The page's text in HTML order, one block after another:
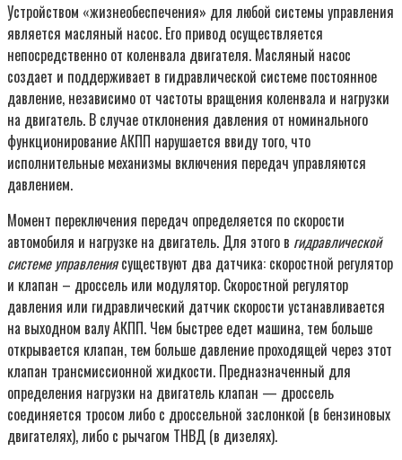
Устройством «жизнеобеспечения» для любой системы управления
является масляный насос. Его привод осуществляется
непосредственно от коленвала двигателя. Масляный насос
создает и поддерживает в гидравлической системе постоянное
давление, независимо от частоты вращения коленвала и нагрузки
на двигатель. В случае отклонения давления от номинального
функционирование АКПП нарушается ввиду того, что
исполнительные механизмы включения передач управляются
давлением.
Момент переключения передач определяется по скорости
автомобиля и нагрузке на двигатель. Для этого в гидравлической
системе управлениясуществуют два датчика: скоростной регулятор
и клапан – дроссель или модулятор. Скоростной регулятор
давления или гидравлический датчик скорости устанавливается
на выходном валу АКПП. Чем быстрее едет машина, тем больше
открывается клапан, тем больше давление проходящей через этот
клапан трансмиссионной жидкости. Предназначенный для
определения нагрузки на двигатель клапан — дроссель
соединяется тросом либо с дроссельной заслонкой (в бензиновых
двигателях), либо с рычагом ТНВД (в дизелях).